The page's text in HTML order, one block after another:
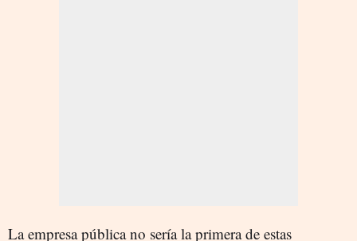
La empresa pública no sería la primera de estas